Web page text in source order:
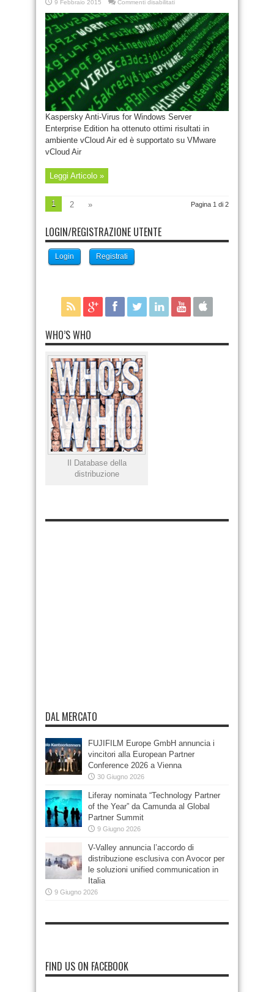
9 Febbraio 2015 Commenti disabilitatisu
Lab
ottiene
il
riconoscimento
VMware
Ready
–
vCloud
Air
Kaspersky Anti-Virus for Windows Server
Enterprise Edition ha ottenuto ottimi risultati in
ambiente vCloud Air ed è supportato su VMware
vCloud Air
Leggi Articolo »
Pagina 1 di 2
1 2 »
LOGIN/REGISTRAZIONE UTENTE
Login Registrati
WHO’S WHO
Il Database della
distribuzione
DAL MERCATO
FUJIFILM Europe GmbH annuncia i
vincitori alla European Partner
Conference 2026 a Vienna
30 Giugno 2026
Liferay nominata “Technology Partner
of the Year” da Camunda al Global
Partner Summit
9 Giugno 2026
V-Valley annuncia l’accordo di
distribuzione esclusiva con Avocor per
le soluzioni unified communication in
Italia
9 Giugno 2026
FIND US ON FACEBOOK